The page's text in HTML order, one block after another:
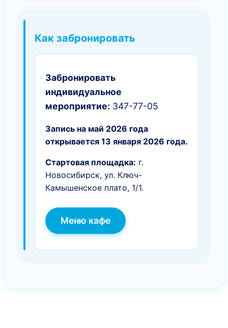
Как забронировать
Забронировать
индивидуальное
мероприятие: 347-77-05
Запись на май 2026 года
открывается 13 января 2026 года.
Стартовая площадка: г.
Новосибирск, ул. Ключ-
Камышенское плато, 1/1.
Меню кафе